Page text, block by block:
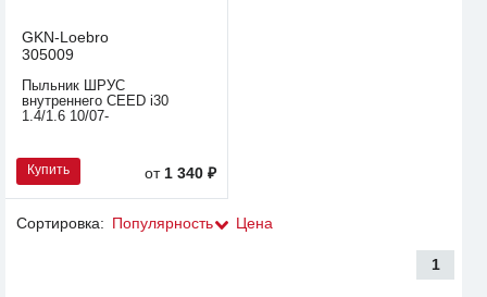
GKN-Loebro
305009
Пыльник ШРУС
внутреннего CEED i30
1.4/1.6 10/07-
Купить от 1 340 ₽
Сортировка: Популярность Цена
1